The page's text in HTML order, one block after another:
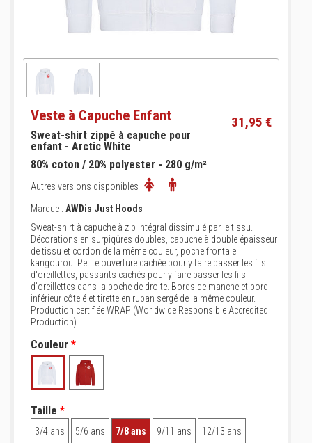
Veste à Capuche Enfant 31,95 €
Sweat-shirt zippé à capuche pour
enfant - Arctic White
80% coton / 20% polyester - 280 g/m²
Autres versions disponibles
Marque : AWDis Just Hoods
Sweat-shirt à capuche à zip intégral dissimulé par le tissu.
Décorations en surpiqûres doubles, capuche à double épaisseur
de tissu et cordon de la même couleur, poche frontale
kangourou. Petite ouverture cachée pour y faire passer les fils
d'oreillettes, passants cachés pour y faire passer les fils
d'oreillettes dans la poche de droite. Bords de manche et bord
inférieur côtelé et tirette en ruban sergé de la même couleur.
Production certifiée WRAP (Worldwide Responsible Accredited
Production)
Couleur *
Taille *
3/4 ans 5/6 ans 7/8 ans 9/11 ans
12/13 ans